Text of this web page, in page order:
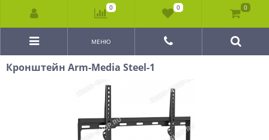
МЕНЮ
Кронштейн Arm-Media Steel-1
0 0 0